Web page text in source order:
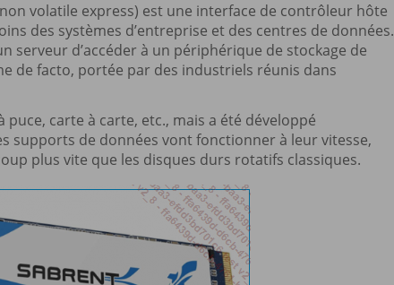
volatile express) est une interface de contrôleur hôte
des systèmes d’entreprise et des centres de données.
serveur d’accéder à un périphérique de stockage de
de facto, portée par des industriels réunis dans
carte à carte, etc., mais a été développé
supports de données vont fonctionner à leur vitesse,
plus vite que les disques durs rotatifs classiques.